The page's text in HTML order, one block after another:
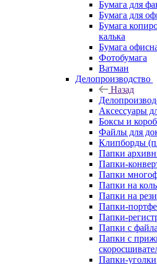
Бумага для
Бумага для
Бумага
калька
Бумага
Фотобумага
Ватман
Делопроизводство
Назад
Аксессуары
Боксы и
Файлы для
Клипборды
Папки
Папки-
Папки
Папки на
Папки на
Папки-
Папки-
Папки с
Папки с
Папки-уголки